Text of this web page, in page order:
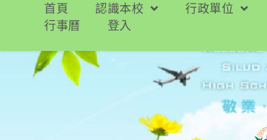
要
首頁 認識本校 行政單位
行事曆
登入